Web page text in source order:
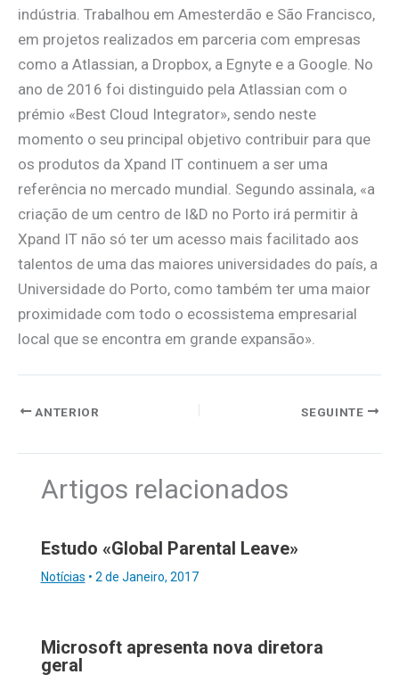
indústria. Trabalhou em Amesterdão e São Francisco,
em projetos realizados em parceria com empresas
como a Atlassian, a Dropbox, a Egnyte e a Google. No
ano de 2016 foi distinguido pela Atlassian com o
prémio «Best Cloud Integrator», sendo neste
momento o seu principal objetivo contribuir para que
os produtos da Xpand IT continuem a ser uma
referência no mercado mundial. Segundo assinala, «a
criação de um centro de I&D no Porto irá permitir à
Xpand IT não só ter um acesso mais facilitado aos
talentos de uma das maiores universidades do país, a
Universidade do Porto, como também ter uma maior
proximidade com todo o ecossistema empresarial
local que se encontra em grande expansão».
ANTERIOR SEGUINTE
Artigos relacionados
Estudo «Global Parental Leave»
Notícias • 2 de Janeiro, 2017
Microsoft apresenta nova diretora
geral